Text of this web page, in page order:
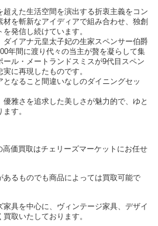
えた生活空間を演出する折衷主義をコン
を斬新なアイディアで組み合わせ、独創
発信し続けています。
ダイアナ元皇太子妃の生家スペンサー伯爵
年間に渡り代々の当主が贅を凝らして集
ル・メートランドスミスが9代目スペン
に再現したものです。
なること間違いなしのダイニングセッ
雅さを追求した美しさが魅力的で、ゆと
す。
価買取はチェリーズマーケットにお任せ
るものでも商品によっては買取可能で
具を中心に、ヴィンテージ家具、デザイ
取いたしております。